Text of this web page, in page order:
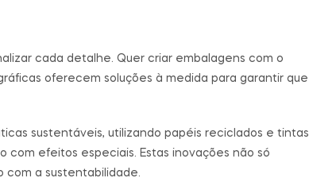
cada detalhe. Quer criar embalagens com o
oferecem soluções à medida para garantir que
sustentáveis, utilizando papéis reciclados e tintas
efeitos especiais. Estas inovações não só
com a sustentabilidade.